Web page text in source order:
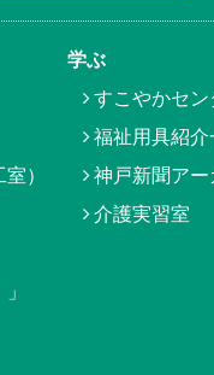
）
学ぶ
すこやかセン
福祉用具紹介
神戸新聞ア
介護実習室